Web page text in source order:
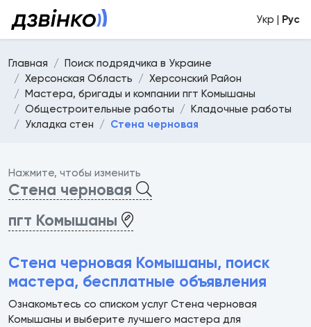
Укр | Рус
Главная
Поиск подрядчика в Украине
Херсонская Область
Херсонский Район
Мастера, бригады и компании пгт Комышаны
Общестроительные работы
Кладочные работы
Укладка стен
Стена черновая
Нажмите, чтобы изменить
Стена черновая
пгт Комышаны
Стена черновая Комышаны, поиск
мастера, бесплатные объявления
Ознакомьтесь со списком услуг Стена черновая
Комышаны и выберите лучшего мастера для